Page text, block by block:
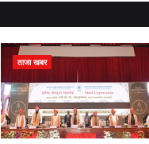
ताजा खबर